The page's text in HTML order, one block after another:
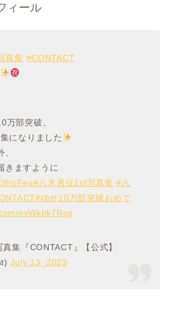
ィール
真集 #CONTACT
万部突破、
になりました
きますように
#八木勇征1st写真集 #八
#ゆせ10万部突破おめで
nvWkbk7Rog
集『CONTACT』【公式】
July 13, 2023